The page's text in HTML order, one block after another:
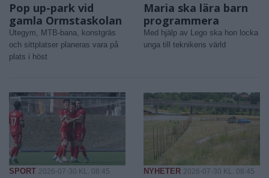
Pop up-park vid
gamla Ormstaskolan
Utegym, MTB-bana, konstgräs
och sittplatser planeras vara på
plats i höst
Maria ska lära barn
programmera
Med hjälp av Lego ska hon locka
unga till teknikens värld
SPORT 2026-07-30 KL. 08:45 NYHETER 2026-07-30 KL. 08:45